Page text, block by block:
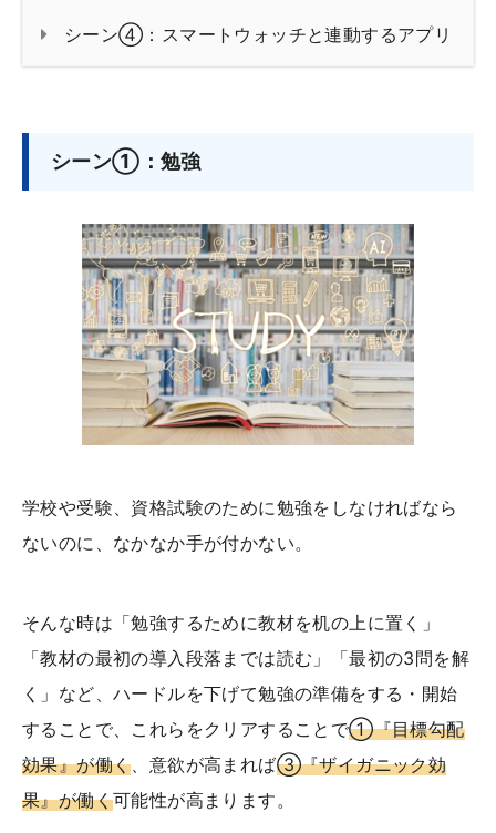
シーン④：スマートウォッチと連動するアプリ
シーン①：勉強
学校や受験、資格試験のために勉強をしなければなら
ないのに、なかなか手が付かない。
そんな時は「勉強するために教材を机の上に置く」
「教材の最初の導入段落までは読む」「最初の3問を解
く」など、ハードルを下げて勉強の準備をする・開始
することで、これらをクリアすることで①『目標勾配
効果』が働く、意欲が高まれば③『ザイガニック効
果』が働く可能性が高まります。